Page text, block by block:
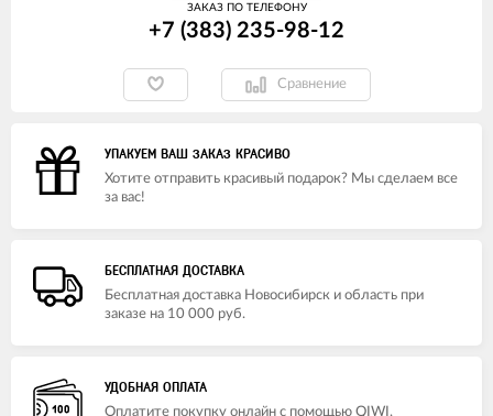
ЗАКАЗ ПО ТЕЛЕФОНУ
+7 (383) 235-98-12
Сравнение
УПАКУЕМ ВАШ ЗАКАЗ КРАСИВО
Хотите отправить красивый подарок? Мы сделаем все
за вас!
БЕСПЛАТНАЯ ДОСТАВКА
Бесплатная доставка Новосибирск и область при
заказе на 10 000 руб.
УДОБНАЯ ОПЛАТА
Оплатите покупку онлайн с помощью QIWI,